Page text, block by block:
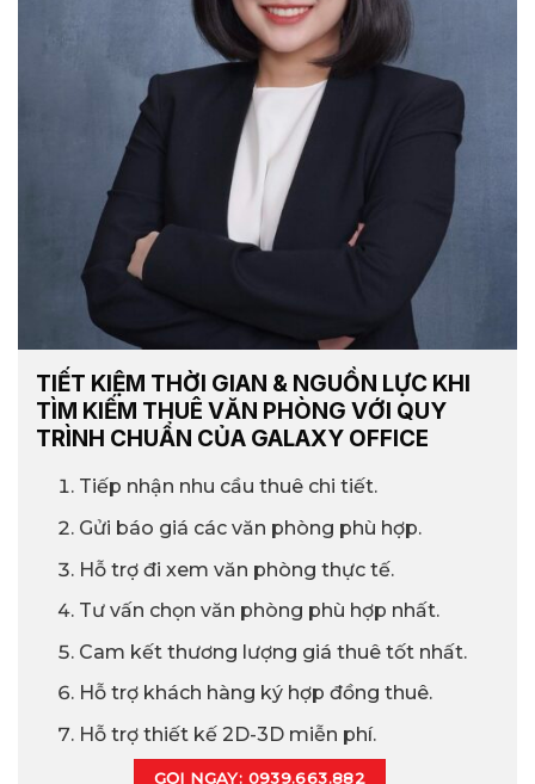
TIẾT KIỆM THỜI GIAN & NGUỒN LỰC KHI
TÌM KIẾM THUÊ VĂN PHÒNG VỚI QUY
TRÌNH CHUẨN CỦA GALAXY OFFICE
Tiếp nhận nhu cầu thuê chi tiết.
Gửi báo giá các văn phòng phù hợp.
Hỗ trợ đi xem văn phòng thực tế.
Tư vấn chọn văn phòng phù hợp nhất.
Cam kết thương lượng giá thuê tốt nhất.
Hỗ trợ khách hàng ký hợp đồng thuê.
Hỗ trợ thiết kế 2D-3D miễn phí.
GỌI NGAY: 0939.663.882